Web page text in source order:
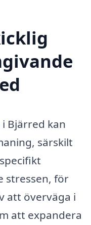
Bjärred kan
särskilt
stressen, för
att överväga i
att expandera